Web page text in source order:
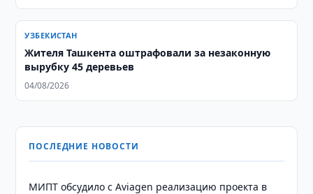
УЗБЕКИСТАН
Жителя Ташкента оштрафовали за незаконную
вырубку 45 деревьев
04/08/2026
ПОСЛЕДНИЕ НОВОСТИ
МИПТ обсудило с Aviagen реализацию проекта в